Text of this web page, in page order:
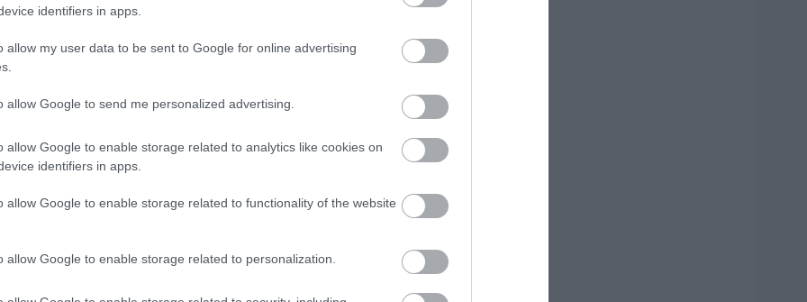
identifiers in apps.
allow my user data to be sent to Google for online advertising
allow Google to send me personalized advertising.
allow Google to enable storage related to analytics like cookies on
identifiers in apps.
allow Google to enable storage related to functionality of the website
allow Google to enable storage related to personalization.
καταστάσεων:
προβλέψεις
της οικονομικής μονάδας απαιτείται η
η προβολή ορθολογικών
και χρηματοοικονομικών στοιχείων και η
σχεδίου στην περίπτωση μεταβολών του
έρευνα
ενημερωμένη, σχετική με το